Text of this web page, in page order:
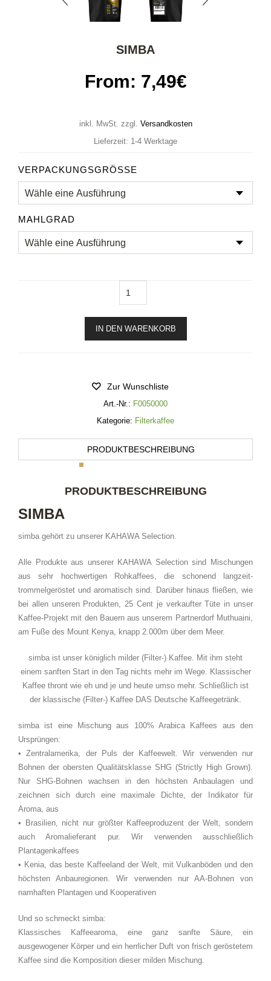
SIMBA
From: 7,49€
inkl. MwSt. zzgl. Versandkosten
Lieferzeit: 1-4 Werktage
VERPACKUNGSGRÖSSE
MAHLGRAD
IN DEN WARENKORB
Zur Wunschliste
Art.-Nr.: F0050000
Kategorie: Filterkaffee
PRODUKTBESCHREIBUNG
PRODUKTBESCHREIBUNG
SIMBA
simba gehört zu unserer KAHAWA Selection.
Alle Produkte aus unserer KAHAWA Selection sind Mischungen
aus sehr hochwertigen Rohkaffees, die schonend langzeit-
trommelgeröstet und aromatisch sind. Darüber hinaus fließen, wie
bei allen unseren Produkten, 25 Cent je verkaufter Tüte in unser
Kaffee-Projekt mit den Bauern aus unserem Partnerdorf Muthuaini,
am Fuße des Mount Kenya, knapp 2.000m über dem Meer.
simba ist unser königlich milder (Filter-) Kaffee. Mit ihm steht
einem sanften Start in den Tag nichts mehr im Wege. Klassischer
Kaffee thront wie eh und je und heute umso mehr. Schließlich ist
der klassische (Filter-) Kaffee DAS Deutsche Kaffeegetränk.
simba ist eine Mischung aus 100% Arabica Kaffees aus den
Ursprüngen:
• Zentralamerika, der Puls der Kaffeewelt. Wir verwenden nur
Bohnen der obersten Qualitätsklasse SHG (Strictly High Grown).
Nur SHG-Bohnen wachsen in den höchsten Anbaulagen und
zeichnen sich durch eine maximale Dichte, der Indikator für
Aroma, aus
• Brasilien, nicht nur größter Kaffeeproduzent der Welt, sondern
auch Aromalieferant pur. Wir verwenden ausschließlich
Plantagenkaffees
• Kenia, das beste Kaffeeland der Welt, mit Vulkanböden und den
höchsten Anbauregionen. Wir verwenden nur AA-Bohnen von
namhaften Plantagen und Kooperativen
Und so schmeckt simba:
Klassisches Kaffeearoma, eine ganz sanfte Säure, ein
ausgewogener Körper und ein herrlicher Duft von frisch geröstetem
Kaffee sind die Komposition dieser milden Mischung.